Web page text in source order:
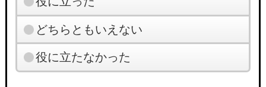
どちらともいえない
役に立たなかった